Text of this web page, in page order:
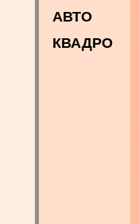
АВТО
КВАДРО